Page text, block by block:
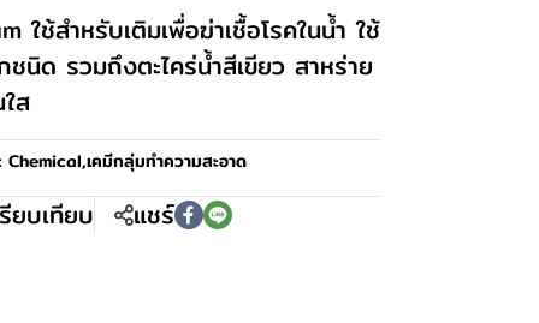
ช้สำหรับเติมเพื่อฆ่าเชื้อโรคในน้ำ ใช้
ชนิด รวมถึงตะไคร่น้ำสีเขียว สาหร่าย
ส
Chemical,เคมีกลุ่มทำความสะอาด
ยบเทียบ แชร์